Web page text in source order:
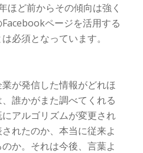
ほど前からその傾向は強く
ページを活用する
必須となっています。
が発信した情報がどれほ
誰かがまた調べてくれる
アルゴリズムが変更され
れたのか、本当に従来よ
か。それは今後、言葉よ